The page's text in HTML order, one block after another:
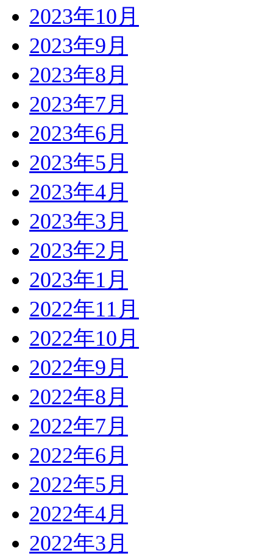
2023年10月
2023年9月
2023年8月
2023年7月
2023年6月
2023年5月
2023年4月
2023年3月
2023年2月
2023年1月
2022年11月
2022年10月
2022年9月
2022年8月
2022年7月
2022年6月
2022年5月
2022年4月
2022年3月